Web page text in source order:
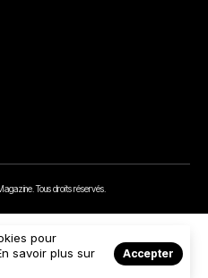
Tous droits réservés.
pour
savoir plus sur
Accepter